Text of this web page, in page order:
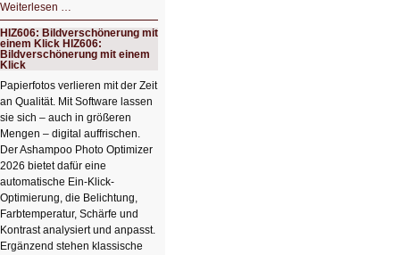
Weiterlesen …
Schicker
kompakter
Rechenturbo
HIZ606: Bildverschönerung mit
einem Klick HIZ606:
Bildverschönerung mit einem
Klick
Papierfotos verlieren mit der Zeit
an Qualität. Mit Software lassen
sie sich – auch in größeren
Mengen – digital auffrischen.
Der Ashampoo Photo Optimizer
2026 bietet dafür eine
automatische Ein-Klick-
Optimierung, die Belichtung,
Farbtemperatur, Schärfe und
Kontrast analysiert und anpasst.
Ergänzend stehen klassische